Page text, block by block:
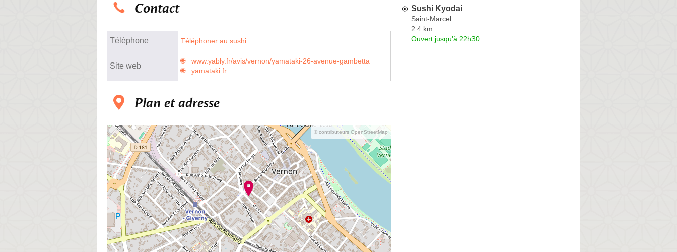
Contact
Téléphone Téléphoner au sushi
Site web
www.yably.fr/avis/vernon/yamataki-26-avenue-gambetta
yamataki.fr
Plan et adresse
© contributeurs OpenStreetMap
Sushi Kyodai
Saint-Marcel
2.4 km
Ouvert jusqu'à 22h30